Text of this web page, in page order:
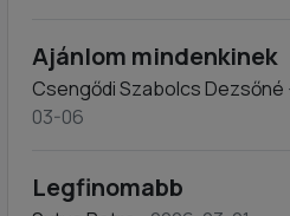
Ajánlom mindenkinek
Csengődi Szabolcs Dezsőné
03-06
Legfinomabb